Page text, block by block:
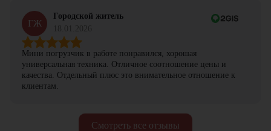
Смотреть все отзывы
ГЖ
Городской житель
Мини погрузчик в работе понравился, хорошая
универсальная техника. Отличное соотношение цены и
качества. Отдельный плюс это внимательное отношение к
клиентам.